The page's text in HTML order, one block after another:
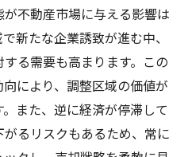
不動産市場に与える影響は
新たな企業誘致が進む中、
る需要も高まります。この
により、調整区域の価値が
また、逆に経済が停滞して
るリスクもあるため、常に